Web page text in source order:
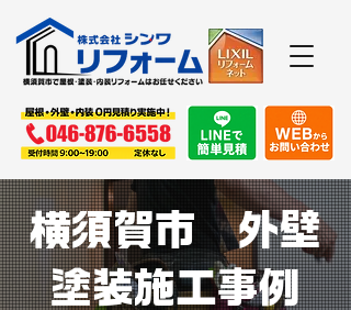
​横須賀市 外壁
塗装施工事例